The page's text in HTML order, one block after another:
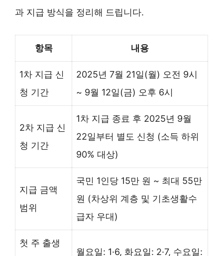
과 지급 방식을 정리해 드립니다.
항목 내용
1차 지급 신
청 기간
2025년 7월 21일(월) 오전 9시
~ 9월 12일(금) 오후 6시
2차 지급 신
청 기간
1차 지급 종료 후 2025년 9월
22일부터 별도 신청 (소득 하위
90% 대상)
지급 금액
범위
국민 1인당 15만 원 ~ 최대 55만
원 (차상위 계층 및 기초생활수
급자 우대)
첫 주 출생
월요일: 1·6, 화요일: 2·7, 수요일: